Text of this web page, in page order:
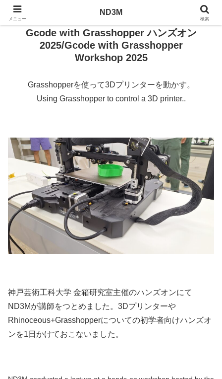
Gcode with Grasshopper ハンズオン
2025/Gcode with Grasshopper
Workshop 2025
Grasshopperを使って3Dプリンターを動かす。
Using Grasshopper to control a 3D printer..
神戸芸術工科大学 金箱研究室主催のハンズオンにて
ND3Mが講師をつとめました。3Dプリンターや
Rhinoceous+Grasshopperについての初学者向けハンズオ
ンを1日かけておこないました。
メニュー
ND3M
検索